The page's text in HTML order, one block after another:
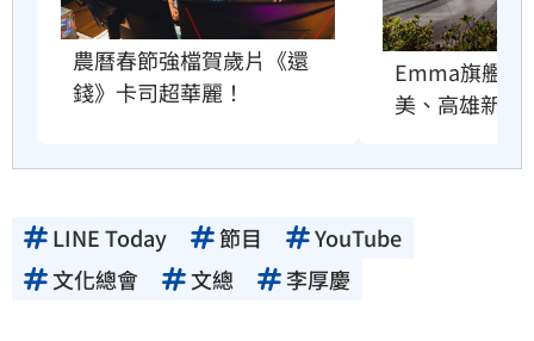
農曆春節強檔賀歲片《還
錢》卡司超華麗！
Emma旗艦店
美、高雄新左
LINE Today 節目
YouTube
文化總會
文總 李厚慶